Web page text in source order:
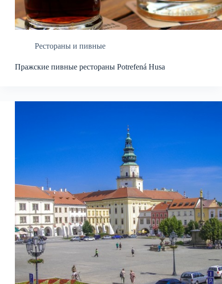
Рестораны и пивные
Пражские пивные рестораны Potrefená Husa